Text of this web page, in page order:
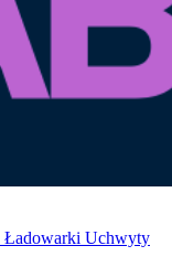
Ładowarki Uchwyty